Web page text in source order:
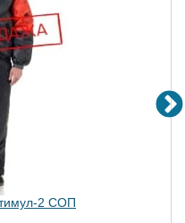
2 СОП